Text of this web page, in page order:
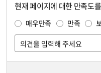
현재 페이지에 대한 만족도
매우만족 만족